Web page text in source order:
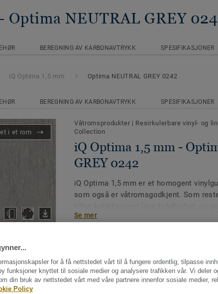
- Optima NEUTRAL GREY
BEREGNING AV KARBONAVTRYKK SPESIFIKASJONER
iQ Optima 1,5 mm Optima NEUTRAL GREY 0242
BEREGNING AV KARBONAVTRYKK SPESIFIKASJONER
i et rom
kolleksjonen (4)
Våtromsprodukter | Resirkulerbare vinyl- og
Collection
iQ Optima 1,5 mm -
GREY 0242
iQ Optima 1,5 mm er et homogent
som også er våtromsgodkjent. Som
med høy resistens mot flekker fra
Se mer
Mulig å kombinere med Tarketts
veggbelegg for våtrom
for å få nettstedet vårt til å fungere ordentlig, tilpasse
funksjoner knyttet til sosiale medier og analysere trafikken vår. Vi deler
din bruk av nettstedet vårt med våre partnere innenfor sosiale medier,
Policy